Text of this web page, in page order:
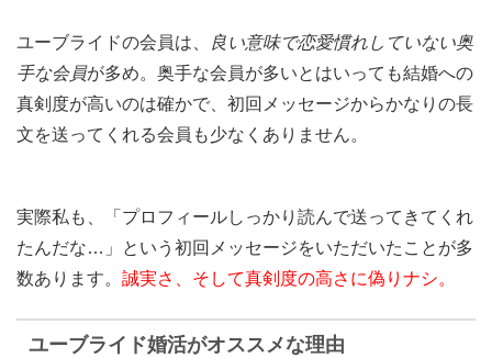
ユーブライドの会員は、
良い意味で恋愛慣れしていない奥
手な会員が多め。奥手な会員が多いとはいっても結婚への
真剣度が高いのは確かで、初回メッセージからかなりの長
文を送ってくれる会員も少なくありません。
実際私も、「プロフィールしっかり読んで送ってきてくれ
たんだな…」という初回メッセージをいただいたことが多
数あります。 誠実さ、そして真剣度の高さに偽りナシ。
ユーブライド婚活がオススメな理由